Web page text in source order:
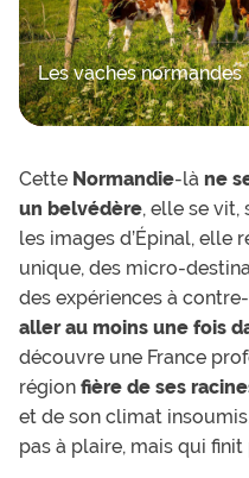
Les vaches normandes
Cette Normandie-là ne
un belvédère, elle se vit,
les images d’Épinal, elle
unique, des micro-
des expériences à
aller au moins une fois
découvre une France
région fière de ses
et de son climat
pas à plaire, mais qui finit